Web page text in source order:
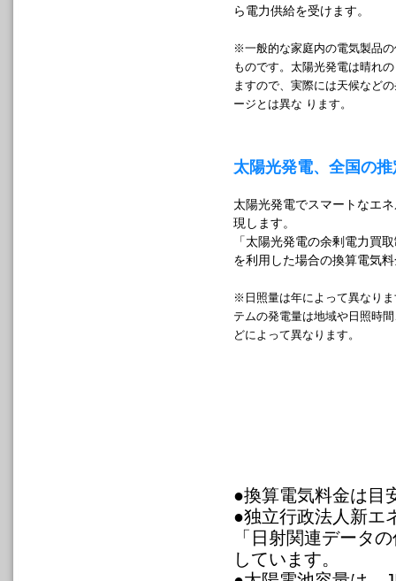
ら電力供給を受けます。
※一般的な家庭内の電気製品
ものです。太陽光発電は晴れ
ますので、実際には天候など
ージとは異な ります。
太陽光発電、全国の
太陽光発電でスマートなエ
現します。
「太陽光発電の余剰電力買
を利用した場合の換算電気
※日照量は年によって異なり
テムの発電量は地域や日照時
どによって異なります。
●換算電気料金は目
●独立行政法人新エ
「日射関連データ
しています。